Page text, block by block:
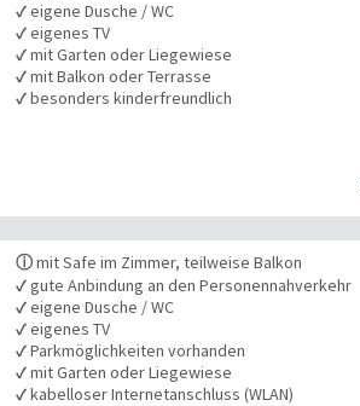
✓eigene Dusche / WC
✓eigenes TV
✓mit Garten oder Liegewiese
✓mit Balkon oder Terrasse
✓besonders kinderfreundlich
ⓘmit Safe im Zimmer, teilweise Balkon
✓gute Anbindung an den Personennahverkehr
✓eigene Dusche / WC
✓eigenes TV
✓Parkmöglichkeiten vorhanden
✓mit Garten oder Liegewiese
✓kabelloser Internetanschluss (WLAN)